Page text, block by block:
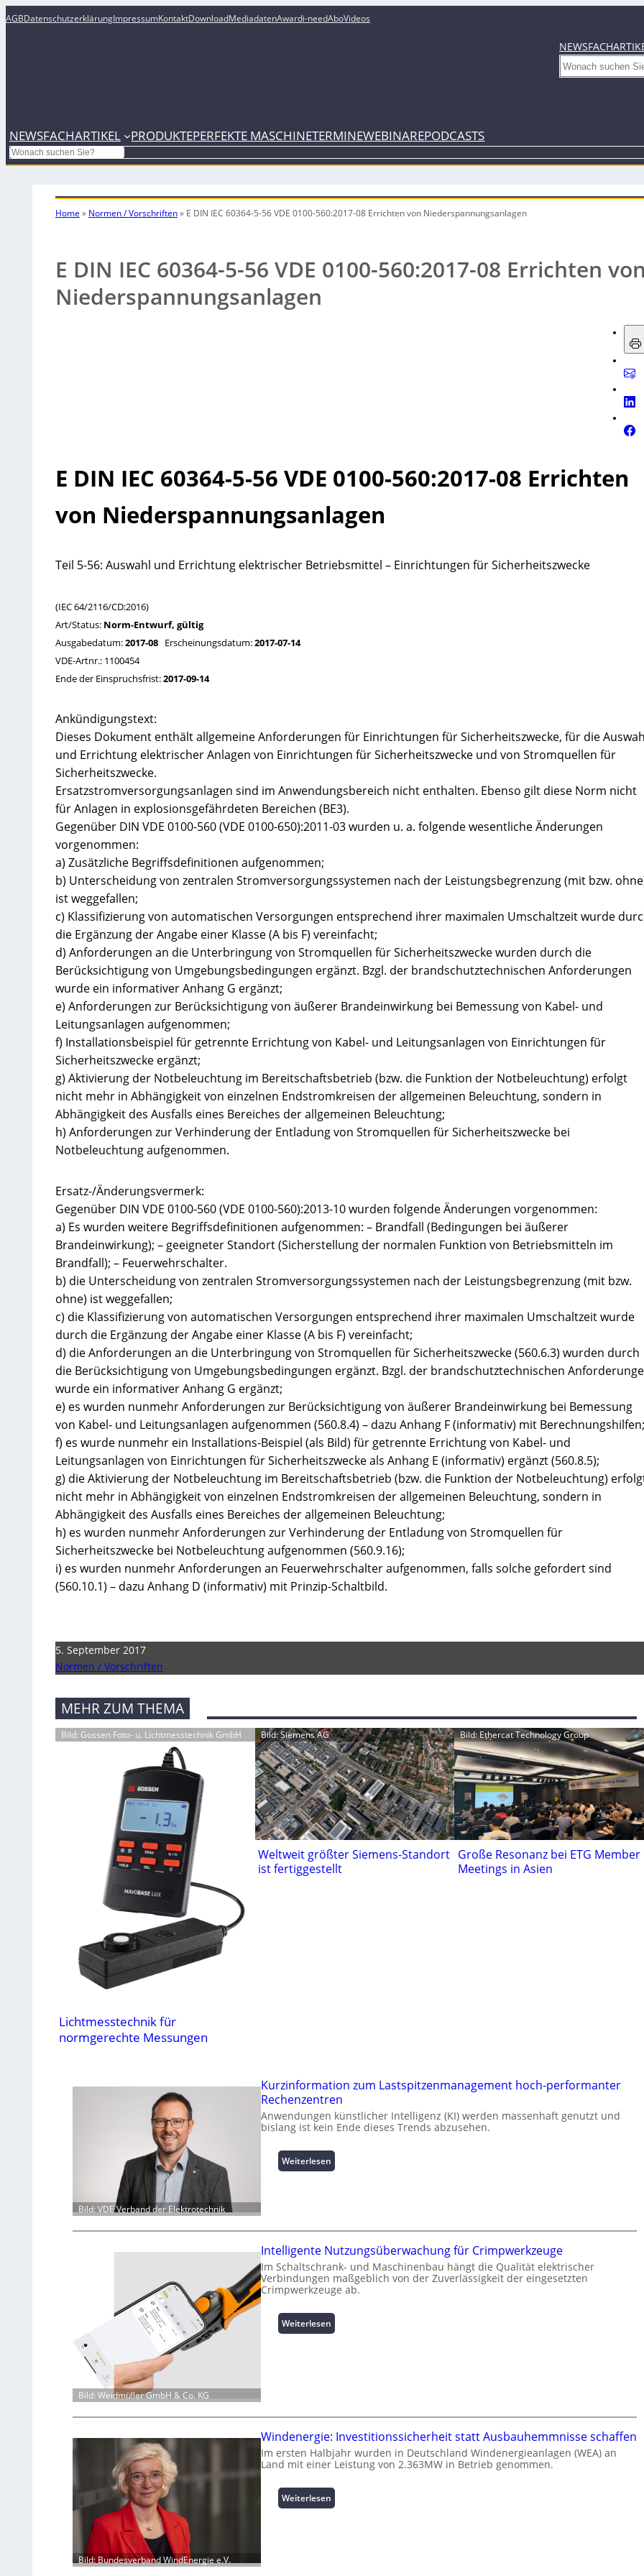
AGBDatenschutzerklärungImpressumKontaktDownloadMediadatenAwardi-needAboVideos
NEWS
Search
NEWSFACHARTIKEL PRODUKTEPERFEKTE MASCHINETERMINEWEBINAREPODCASTS
Search
Home » Normen / Vorschriften» E DIN IEC 60364-5-56 VDE 0100-560:2017-08 Errichten von Niederspannungsanlagen
E DIN IEC 60364-5-56 VDE 0100-560:2017-08 Errichten von
Niederspannungsanlagen
E DIN IEC 60364-5-56 VDE 0100-560:2017-08 Errichten
von Niederspannungsanlagen
Teil 5-56: Auswahl und Errichtung elektrischer Betriebsmittel – Einrichtungen für Sicherheitszwecke
(IEC 64/2116/CD:2016)
Art/Status: Norm-Entwurf, gültig
Ausgabedatum:2017-08Erscheinungsdatum:2017-07-14
VDE-Artnr.: 1100454
Ende der Einspruchsfrist:2017-09-14
Ankündigungstext:
Dieses Dokument enthält allgemeine Anforderungen für Einrichtungen für Sicherheitszwecke, für die
und Errichtung elektrischer Anlagen von Einrichtungen für Sicherheitszwecke und von Stromquellen für
Sicherheitszwecke.
Ersatzstromversorgungsanlagen sind im Anwendungsbereich nicht enthalten. Ebenso gilt diese Norm nicht
für Anlagen in explosionsgefährdeten Bereichen (BE3).
Gegenüber DIN VDE 0100-560 (VDE 0100-650):2011-03 wurden u. a. folgende wesentliche Änderungen
vorgenommen:
a) Zusätzliche Begriffsdefinitionen aufgenommen;
b) Unterscheidung von zentralen Stromversorgungssystemen nach der Leistungsbegrenzung (mit bzw.
ist weggefallen;
c) Klassifizierung von automatischen Versorgungen entsprechend ihrer maximalen Umschaltzeit wurde
die Ergänzung der Angabe einer Klasse (A bis F) vereinfacht;
d) Anforderungen an die Unterbringung von Stromquellen für Sicherheitszwecke wurden durch die
Berücksichtigung von Umgebungsbedingungen ergänzt. Bzgl. der brandschutztechnischen Anforderungen
wurde ein informativer Anhang G ergänzt;
e) Anforderungen zur Berücksichtigung von äußerer Brandeinwirkung bei Bemessung von Kabel- und
Leitungsanlagen aufgenommen;
f) Installationsbeispiel für getrennte Errichtung von Kabel- und Leitungsanlagen von Einrichtungen für
Sicherheitszwecke ergänzt;
g) Aktivierung der Notbeleuchtung im Bereitschaftsbetrieb (bzw. die Funktion der Notbeleuchtung) erfolgt
nicht mehr in Abhängigkeit von einzelnen Endstromkreisen der allgemeinen Beleuchtung, sondern in
Abhängigkeit des Ausfalls eines Bereiches der allgemeinen Beleuchtung;
h) Anforderungen zur Verhinderung der Entladung von Stromquellen für Sicherheitszwecke bei
Notbeleuchtung aufgenommen.
Ersatz-/Änderungsvermerk:
Gegenüber DIN VDE 0100-560 (VDE 0100-560):2013-10 wurden folgende Änderungen vorgenommen:
a) Es wurden weitere Begriffsdefinitionen aufgenommen: – Brandfall (Bedingungen bei äußerer
Brandeinwirkung); – geeigneter Standort (Sicherstellung der normalen Funktion von Betriebsmitteln im
Brandfall); – Feuerwehrschalter.
b) die Unterscheidung von zentralen Stromversorgungssystemen nach der Leistungsbegrenzung (mit bzw.
ohne) ist weggefallen;
c) die Klassifizierung von automatischen Versorgungen entsprechend ihrer maximalen Umschaltzeit wurde
durch die Ergänzung der Angabe einer Klasse (A bis F) vereinfacht;
d) die Anforderungen an die Unterbringung von Stromquellen für Sicherheitszwecke (560.6.3) wurden durch
die Berücksichtigung von Umgebungsbedingungen ergänzt. Bzgl. der brandschutztechnischen
wurde ein informativer Anhang G ergänzt;
e) es wurden nunmehr Anforderungen zur Berücksichtigung von äußerer Brandeinwirkung bei Bemessung
von Kabel- und Leitungsanlagen aufgenommen (560.8.4) – dazu Anhang F (informativ) mit Berechnungshilfen;
f) es wurde nunmehr ein Installations-Beispiel (als Bild) für getrennte Errichtung von Kabel- und
Leitungsanlagen von Einrichtungen für Sicherheitszwecke als Anhang E (informativ) ergänzt (560.8.5);
g) die Aktivierung der Notbeleuchtung im Bereitschaftsbetrieb (bzw. die Funktion der Notbeleuchtung)
nicht mehr in Abhängigkeit von einzelnen Endstromkreisen der allgemeinen Beleuchtung, sondern in
Abhängigkeit des Ausfalls eines Bereiches der allgemeinen Beleuchtung;
h) es wurden nunmehr Anforderungen zur Verhinderung der Entladung von Stromquellen für
Sicherheitszwecke bei Notbeleuchtung aufgenommen (560.9.16);
i) es wurden nunmehr Anforderungen an Feuerwehrschalter aufgenommen, falls solche gefordert sind
(560.10.1) – dazu Anhang D (informativ) mit Prinzip-Schaltbild.
5. September 2017
Normen / Vorschriften
MEHR ZUM THEMA
Bild: Gossen Foto- u. Lichtmesstechnik GmbH
Lichtmesstechnik für
normgerechte Messungen
Bild: Siemens AG
Weltweit größter Siemens-Standort
ist fertiggestellt
Bild: Ethercat Technology Group
Große Resonanz bei ETG Member
Meetings in Asien
Bild: VDE Verband der Elektrotechnik
Kurzinformation zum Lastspitzenmanagement hoch-performanter
Rechenzentren
Anwendungen künstlicher Intelligenz (KI) werden massenhaft genutzt und
bislang ist kein Ende dieses Trends abzusehen.
Weiterlesen:
K
i
f
o
r
m
a
t
i
L
a
s
t
p
i
Bild: Weidmüller GmbH & Co. KG
Intelligente Nutzungsüberwachung für Crimpwerkzeuge
Im Schaltschrank- und Maschinenbau hängt die Qualität elektrischer
Verbindungen maßgeblich von der Zuverlässigkeit der eingesetzten
Crimpwerkzeuge ab.
Weiterlesen:
I
i
g
n
e
N
Bild: Bundesverband WindEnergie e.V.
Windenergie: Investitionssicherheit statt Ausbauhemmnisse schaffen
Im ersten Halbjahr wurden in Deutschland Windenergieanlagen (WEA) an
Land mit einer Leistung von 2.363MW in Betrieb genommen.
Weiterlesen:
W